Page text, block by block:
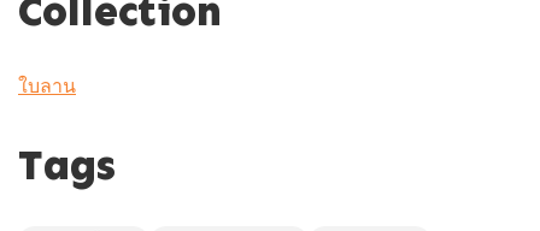
Collection
ใบลาน
Tags